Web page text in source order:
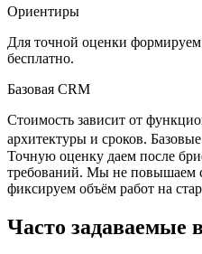
Ориентиры
Для точной оценки
бесплатно.
Базовая CRM
Стоимость зависит от
архитектуры и сроков.
Точную оценку даем после
требований. Мы не повышаем
фиксируем объём работ на
Часто задаваемые